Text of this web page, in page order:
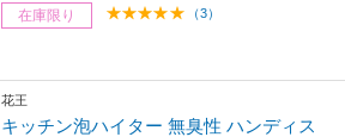
在庫限り （3）
花王
キッチン泡ハイター 無臭性 ハンディス